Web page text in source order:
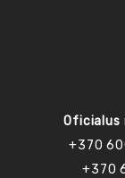
Oficialus
+370
+370